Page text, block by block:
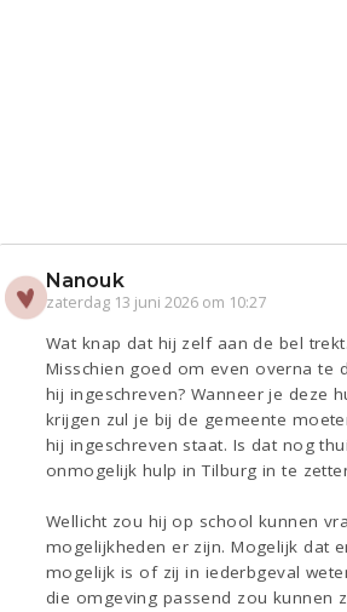
Nanouk
zaterdag 13 juni 2026 om 10:27
Wat knap dat hij zelf aan de bel trekt.
Misschien goed om even overna te
hij ingeschreven? Wanneer je deze
krijgen zul je bij de gemeente
hij ingeschreven staat. Is dat nog
onmogelijk hulp in Tilburg in te
Wellicht zou hij op school kunnen
mogelijkheden er zijn. Mogelijk dat
mogelijk is of zij in iederbgeval
die omgeving passend zou kunnen